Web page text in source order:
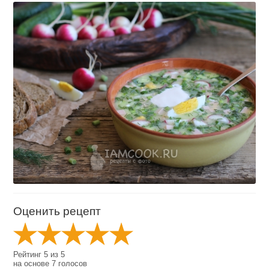
Оценить рецепт
Рейтинг5 из5
на основе7 голосов